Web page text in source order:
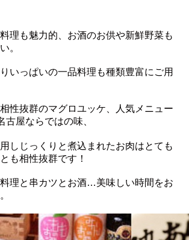
理も魅力的、お酒のお供や新鮮野菜も
。
いっぱいの一品料理も種類豊富にご用
性抜群のマグロユッケ、人気メニュー
古屋ならではの味、
しじっくりと煮込まれたお肉はとても
も相性抜群です！
理と串カツとお酒…美味しい時間をお